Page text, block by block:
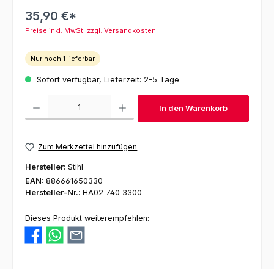
35,90 €*
Preise inkl. MwSt. zzgl. Versandkosten
Nur noch 1 lieferbar
Sofort verfügbar, Lieferzeit: 2-5 Tage
In den Warenkorb
Zum Merkzettel hinzufügen
Hersteller: Stihl
EAN: 886661650330
Hersteller-Nr.: HA02 740 3300
Dieses Produkt weiterempfehlen: